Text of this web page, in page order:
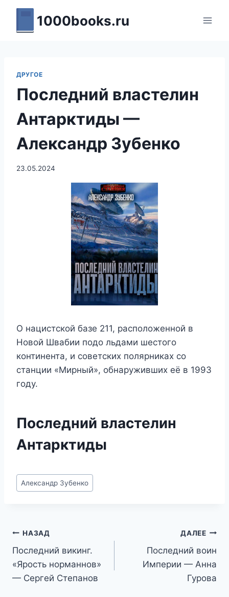
Перейти
содержимому
1000books.ru
ДРУГОЕ
Последний властелин
Антарктиды —
Александр Зубенко
23.05.2024
О нацистской базе 211, расположенной в
Новой Швабии подо льдами шестого
континента, и советских полярниках со
станции «Мирный», обнаруживших её в 1993
году.
Последний властелин
Антарктиды
Метки
записи:
Александр Зубенко
Навигация
по
записям
НАЗАД
Последний викинг.
«Ярость норманнов»
— Сергей Степанов
ДАЛЕЕ
Последний воин
Империи — Анна
Гурова